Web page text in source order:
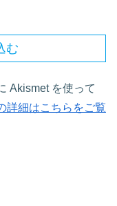
む
Akismet を使って
詳細はこちらをご覧